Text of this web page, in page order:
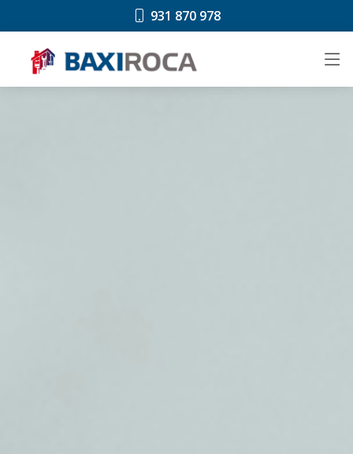
931 870 978